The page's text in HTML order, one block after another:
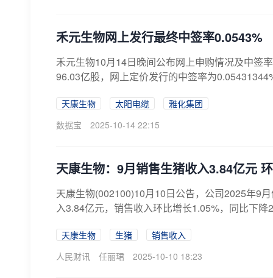
禾元生物网上发行最终中签率0.0543%
禾元生物10月14日晚间公布网上申购情况及中签
96.03亿股，网上定价发行的中签率为
天康生物 太阳电缆
雅化集团
数据宝
2025-10-14 22:15
天康生物：9月销售生猪收入3.84亿元
天康生物(002100)10月10日公告，公司2025年9
入3.84亿元，销售收入环比增长1.05%，同比下降
天康生物 生猪
销售收入
人民财讯
任丽珺 2025-10-10 18:23